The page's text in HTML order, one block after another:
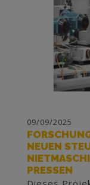
09/09/2025
NEUEN
PRESSEN